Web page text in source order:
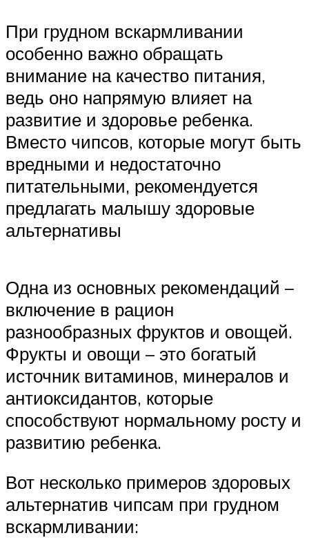
При грудном вскармливании
особенно важно обращать
внимание на качество питания,
ведь оно напрямую влияет на
развитие и здоровье ребенка.
Вместо чипсов, которые могут быть
вредными и недостаточно
питательными, рекомендуется
предлагать малышу здоровые
альтернативы
Одна из основных рекомендаций –
включение в рацион
разнообразных фруктов и овощей.
Фрукты и овощи – это богатый
источник витаминов, минералов и
антиоксидантов, которые
способствуют нормальному росту и
развитию ребенка.
Вот несколько примеров здоровых
альтернатив чипсам при грудном
вскармливании: